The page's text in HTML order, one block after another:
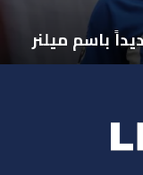
باسم ميلنر